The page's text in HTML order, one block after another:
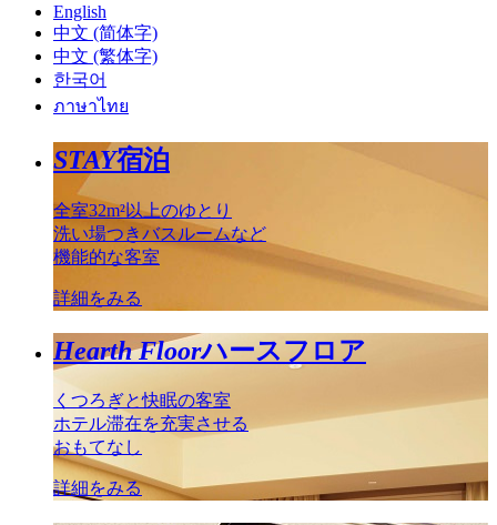
English
中文 (简体字)
中文 (繁体字)
한국어
ภาษาไทย
STAY宿泊
全室32m²以上のゆとり
洗い場つきバスルームなど
機能的な客室
詳細をみる
Hearth Floorハースフロア
くつろぎと快眠の客室
ホテル滞在を充実させる
おもてなし
詳細をみる